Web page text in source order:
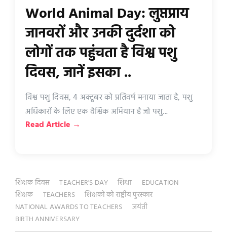
World Animal Day: लुप्तप्राय
जानवरों और उनकी दुर्दशा को
लोगों तक पहुंचता है विश्व पशु
दिवस, जानें इसका ..
विश्व पशु दिवस, 4 अक्टूबर को प्रतिवर्ष मनाया जाता है, पशु
अधिकारों के लिए एक वैश्विक अभियान है जो पशु...
Read Article →
शिक्षक दिवस TEACHER'S DAY शिक्षा
EDUCATION
शिक्षक
TEACHERS
शिक्षकों को राष्ट्रीय पुरस्कार
NATIONAL AWARDS TO TEACHERS
जयंती
BIRTH ANNIVERSARY